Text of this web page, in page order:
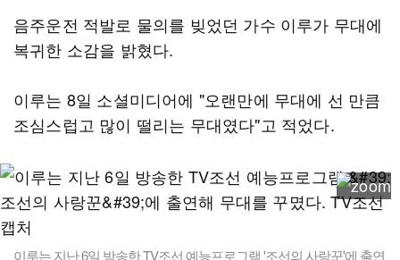
음주운전 적발로 물의를 빚었던 가수 이루가 무대에
복귀한 소감을 밝혔다.
이루는 8일 소셜미디어에 "오랜만에 무대에 선 만큼
조심스럽고 많이 떨리는 무대였다"고 적었다.
이루는 지난 6일 방송한 TV조선 예능프로그램 '조선의 사랑꾼'에 출연